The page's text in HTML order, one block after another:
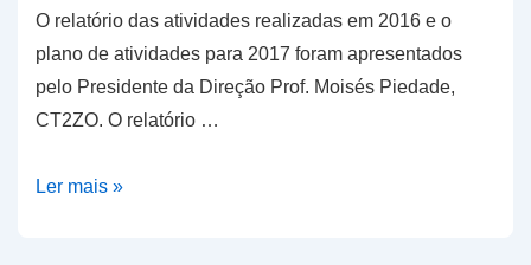
O relatório das atividades realizadas em 2016 e o
plano de atividades para 2017 foram apresentados
pelo Presidente da Direção Prof. Moisés Piedade,
CT2ZO. O relatório …
Assembleia
Ler mais »